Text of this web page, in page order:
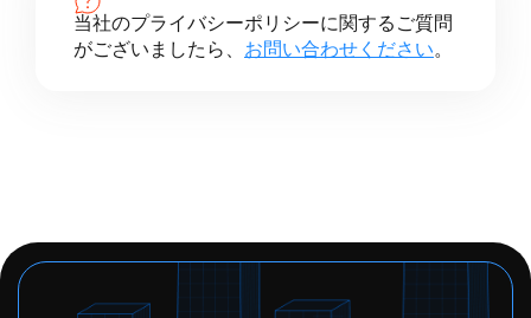
当社のプライバシーポリシーに関するご質問
がございましたら、 お問い合わせください。